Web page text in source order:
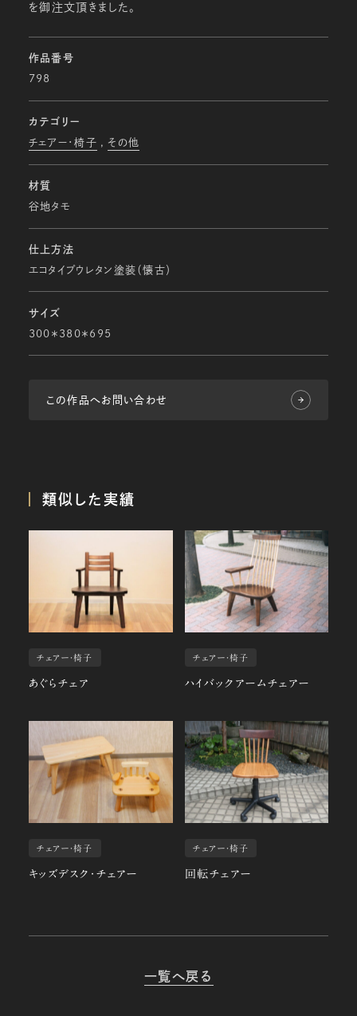
を御注文頂きました。
作品番号
798
カテゴリー
チェアー・椅子 その他
材質
谷地タモ
仕上方法
エコタイプウレタン塗装（懐古）
サイズ
300＊380＊695
この作品へお問い合わせ
類似した実績
チェアー・椅子
あぐらチェア
チェアー・椅子
ハイバックアームチェアー
チェアー・椅子
キッズデスク・チェアー
チェアー・椅子
回転チェアー
一覧へ戻る